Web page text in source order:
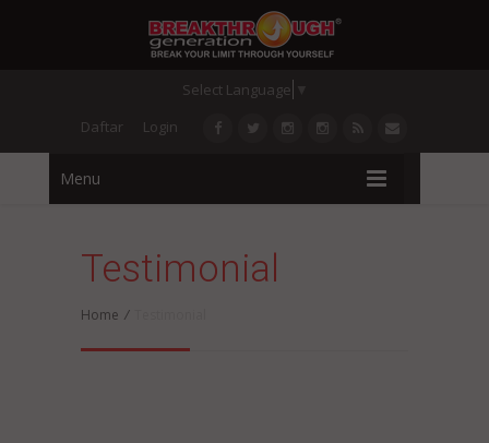
Select Language
Daftar
Login
Menu
Testimonial
Home /